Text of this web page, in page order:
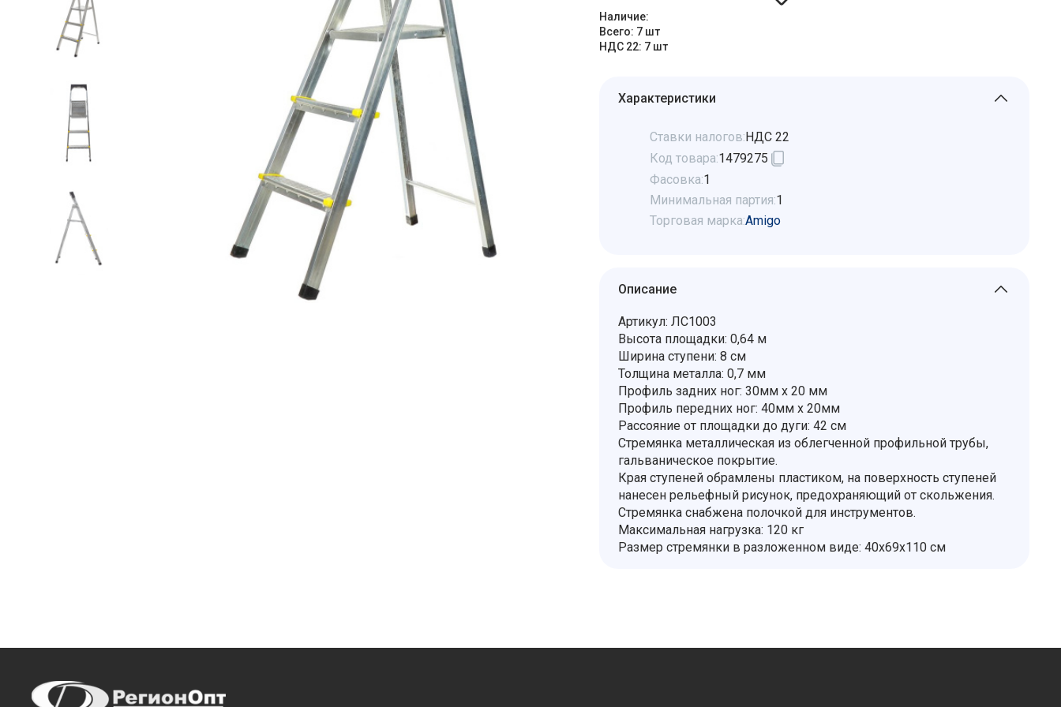
Наличие:
Всего: 7 шт
НДС 22: 7 шт
Характеристики
Ставки налогов:НДС 22
Код товара:1479275
Фасовка:1
Минимальная партия:1
Торговая марка:Amigo
Описание
Артикул: ЛС1003
Высота площадки: 0,64 м
Ширина ступени: 8 см
Толщина металла: 0,7 мм
Профиль задних ног: 30мм х 20 мм
Профиль передних ног: 40мм х 20мм
Рассояние от площадки до дуги: 42 см
Стремянка металлическая из облегченной профильной трубы,
гальваническое покрытие.
Края ступеней обрамлены пластиком, на поверхность ступеней
нанесен рельефный рисунок, предохраняющий от скольжения.
Стремянка снабжена полочкой для инструментов.
Максимальная нагрузка: 120 кг
Размер стремянки в разложенном виде: 40х69х110 см